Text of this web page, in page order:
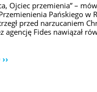
Ojciec przemienia” –
Pańskiego w
przed narzucaniem
agencję Fides nawiązał